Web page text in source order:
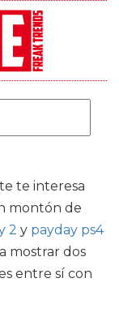
te interesa
montón de
2 y payday ps4
mostrar dos
entre sí con